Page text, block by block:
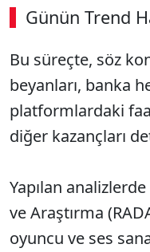
Günün Trend
00:02 / 08:15
Bu süreçte, söz
beyanları, banka
platformlardaki
diğer kazançları
Yapılan
ve Araştırma
oyuncu ve ses